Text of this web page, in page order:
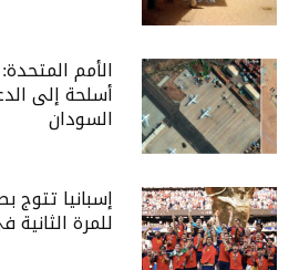
الأمم
أسلحة إلى
السودان
للمرة الثانية